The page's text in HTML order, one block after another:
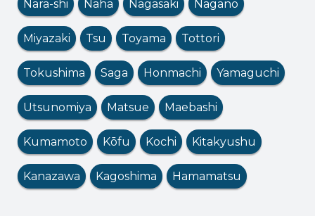
Nara-shi Naha Nagasaki Nagano
Miyazaki Tsu Toyama Tottori
Tokushima Saga Honmachi Yamaguchi
Utsunomiya Matsue Maebashi
Kumamoto Kōfu Kochi Kitakyushu
Kanazawa Kagoshima Hamamatsu